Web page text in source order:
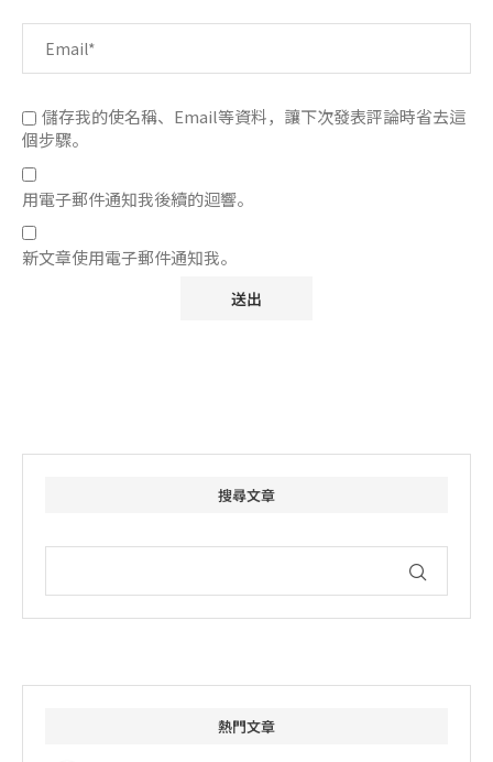
儲存我的使名稱、Email等資料，讓下次發表評論時省去這
個步驟。
用電子郵件通知我後續的迴響。
新文章使用電子郵件通知我。
搜尋文章
熱門文章